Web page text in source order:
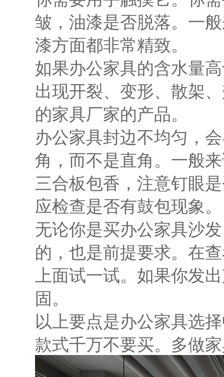
皱，油漆是否脱落。一
漆方面都非常精致。
如果办公家具的含水量
出现开裂、变形、散架
的家具厂家的产品。
办公家具封边不均匀，
角，而不是直角。一般
三合板包香，注意钉眼
应检查是否有鼓包现象。
无论你是买办公家具沙
的，也是前提要求。在
上面试一试。如果你发
固。
以上要点是办公家具选
款式千万不要买。多做